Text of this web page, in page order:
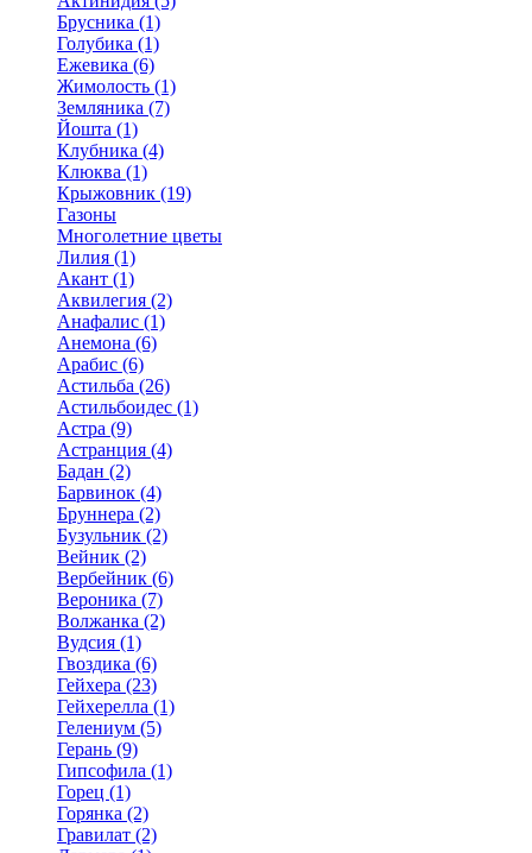
Брусника (1)
Голубика (1)
Ежевика (6)
Жимолость (1)
Земляника (7)
Йошта (1)
Клубника (4)
Клюква (1)
Крыжовник (19)
Газоны
Многолетние цветы
Лилия (1)
Акант (1)
Аквилегия (2)
Анафалис (1)
Анемона (6)
Арабис (6)
Астильба (26)
Астильбоидес (1)
Астра (9)
Астранция (4)
Бадан (2)
Барвинок (4)
Бруннера (2)
Бузульник (2)
Вейник (2)
Вербейник (6)
Вероника (7)
Волжанка (2)
Вудсия (1)
Гвоздика (6)
Гейхера (23)
Гейхерелла (1)
Гелениум (5)
Герань (9)
Гипсофила (1)
Горец (1)
Горянка (2)
Гравилат (2)